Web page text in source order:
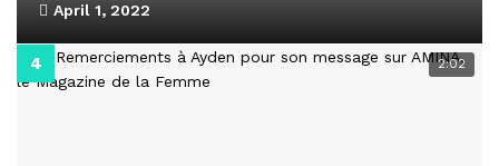
April 1, 2022
2:02